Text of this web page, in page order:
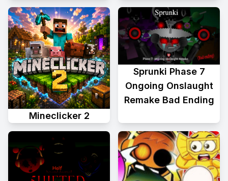
Mineclicker 2
Sprunki Phase 7
Ongoing Onslaught
Remake Bad Ending